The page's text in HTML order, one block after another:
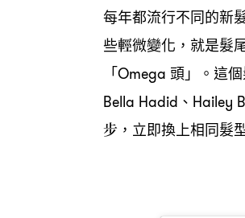
每年都流行不同的新
些輕微變化 ， 就是髮
「Omega 頭」。這
Bella Hadid 、 Hailey
步 ， 立即換上相同髮